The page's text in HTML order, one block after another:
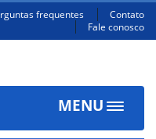
frequentes
Contato
Fale conosco
MENU
Toggle